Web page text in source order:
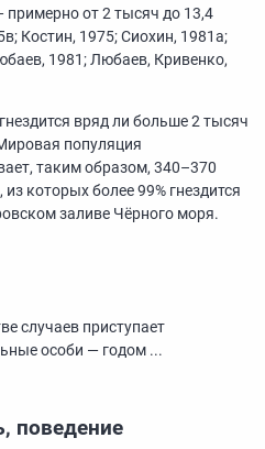
примерно от 2 тысяч до 13,4
Костин, 1975; Сиохин, 1981а;
1981; Любаев, Кривенко,
вряд ли больше 2 тысяч
популяция
таким образом, 340–370
которых более 99% гнездится
заливе Чёрного моря.
случаев приступает
особи — годом ...
поведение